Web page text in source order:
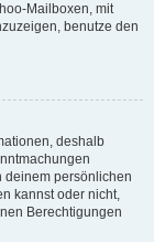
Mailboxen, mit
benutze den
deshalb
deinem persönlichen
kannst oder nicht,
Berechtigungen